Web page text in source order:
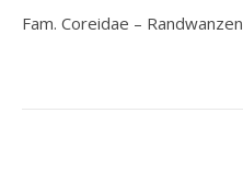
Fam. Coreidae – Randwanzen